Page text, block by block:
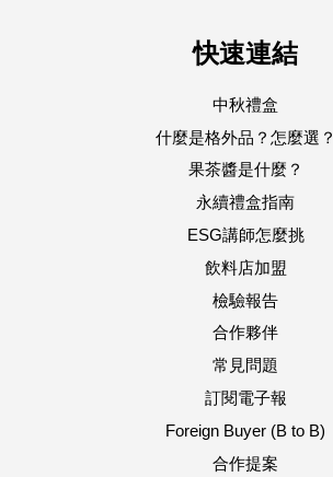
快速連結
中秋禮盒
什麼是格外品？怎麼選？
果茶醬是什麼？
永續禮盒指南
ESG講師怎麼挑
飲料店加盟
檢驗報告
合作夥伴
常見問題
訂閱電子報
Foreign Buyer (B to B)
合作提案